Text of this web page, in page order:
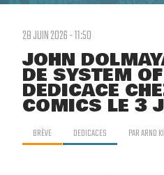
28 JUIN 2026 - 11:50
JOHN
DE SYSTEM
DÉDICACE
COMICS LE 3
BRÈVE DEDICACES PARARNO